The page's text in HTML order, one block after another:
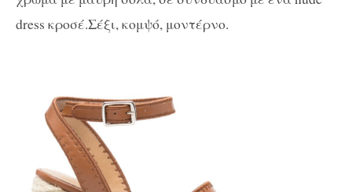
dress κροσέ.Σέξι, κομψό, μοντέρνο.